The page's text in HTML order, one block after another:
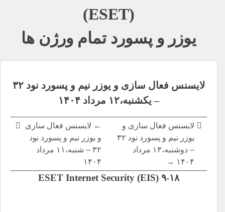
(ESET)
یوزر و پسورد تمام ورژن ها
لایسنس فعال سازی و یوزر نیم و پسورد نود ۳۲
– یکشنبه،۱۲ مرداد ۱۴۰۴
راهبری
← لایسنس فعال سازی
و یوزر نیم و پسورد نود
۳۲ –
شنبه،۱۱ مرداد
۱۴۰۴
لایسنس فعال سازی و
یوزر نیم و پسورد نود ۳۲
–
دوشنبه،۱۳ مرداد
۱۴۰۴ →
ESET Internet Security (EIS) ۹-۱۸